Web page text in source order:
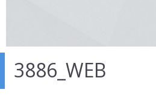
3886_WEB